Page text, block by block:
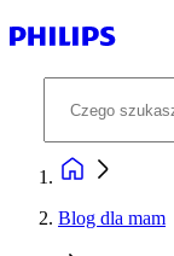
Blog dla mam